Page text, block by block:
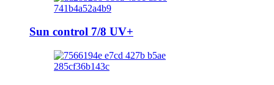
Sun control 7/8 UV+